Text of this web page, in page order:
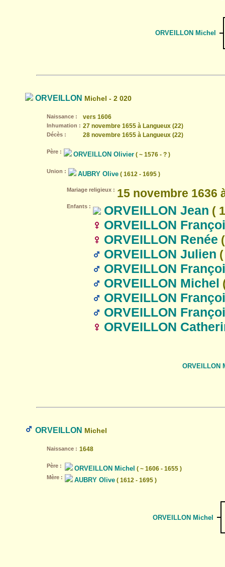
ORVEILLON Michel
ORVEILLON Michel - 2 020
Naissance : vers 1606
Inhumation : 27 novembre 1655 à Langueux (22)
Décès : 28 novembre 1655 à Langueux (22)
Père : ORVEILLON Olivier ( ~ 1576 - ? )
Union : AUBRY Olive ( 1612 - 1695 )
Mariage religieux : 15 novembre 1636
Enfants : ORVEILLON Jean (
ORVEILLON
ORVEILLON Renée
ORVEILLON Julien
ORVEILLON
ORVEILLON Michel
ORVEILLON
ORVEILLON
ORVEILLON
ORVEILLON
ORVEILLON Michel
Naissance : 1648
Père : ORVEILLON Michel ( ~ 1606 - 1655 )
Mère : AUBRY Olive ( 1612 - 1695 )
ORVEILLON Michel